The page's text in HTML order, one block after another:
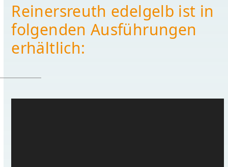
Reinersreuth edelgelb ist in
folgenden Ausführungen
erhältlich: